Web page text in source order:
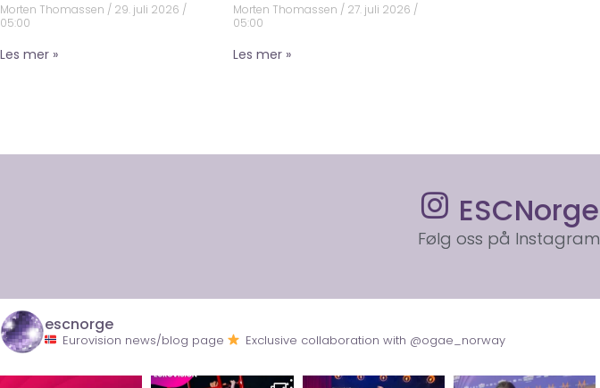
Morten Thomassen
29. juli 2026
05:00
Les mer »
Morten Thomassen 27. juli 2026
05:00
Les mer »
ESCNorge
Følg oss på Instagram
escnorge
Eurovision news/blog page Exclusive collaboration with @ogae_norway